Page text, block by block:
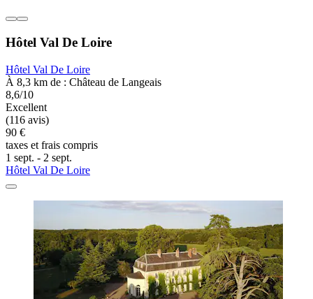
Hôtel Val De Loire
Hôtel Val De Loire
À 8,3 km de : Château de Langeais
8,6/10
Excellent
(116 avis)
90 €
taxes et frais compris
1 sept. - 2 sept.
Hôtel Val De Loire